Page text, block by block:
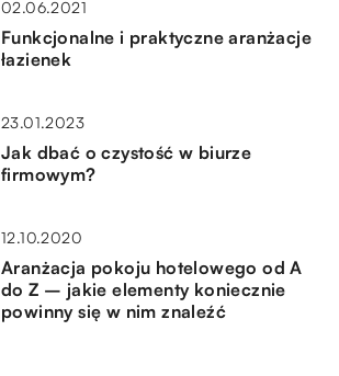
02.06.2021
Funkcjonalne i praktyczne aranżacje
łazienek
23.01.2023
Jak dbać o czystość w biurze
firmowym?
12.10.2020
Aranżacja pokoju hotelowego od A
do Z – jakie elementy koniecznie
powinny się w nim znaleźć